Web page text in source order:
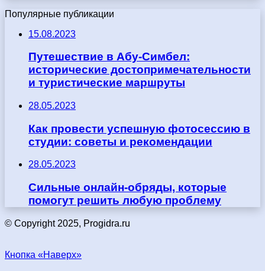
Популярные публикации
15.08.2023
Путешествие в Абу-Симбел:
исторические достопримечательности
и туристические маршруты
28.05.2023
Как провести успешную фотосессию в
студии: советы и рекомендации
28.05.2023
Сильные онлайн-обряды, которые
помогут решить любую проблему
© Copyright 2025, Progidra.ru
Кнопка «Наверх»